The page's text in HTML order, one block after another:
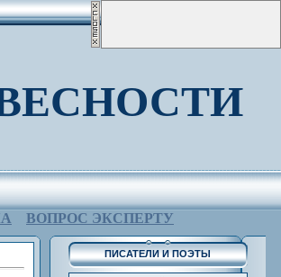
ВОПРОС ЭКСПЕРТУ
ПИСАТЕЛИ И ПОЭТЫ